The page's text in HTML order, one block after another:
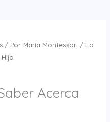
/ Por María Montessori / Lo
Hijo
Acerca